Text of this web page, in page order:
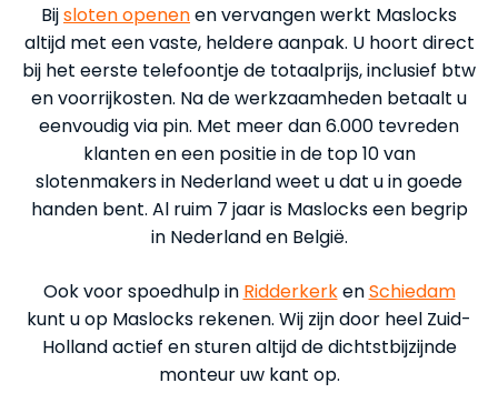
Bijsloten openenen vervangen werkt Maslocks
altijd met een vaste, heldere aanpak. U hoort direct
bij het eerste telefoontje de totaalprijs, inclusief btw
en voorrijkosten. Na de werkzaamheden betaalt u
eenvoudig via pin. Met meer dan 6.000 tevreden
klanten en een positie in de top 10 van
slotenmakers in Nederland weet u dat u in goede
handen bent. Al ruim 7 jaar is Maslocks een begrip
in Nederland en België.
Ook voor spoedhulp in RidderkerkenSchiedam
kunt u op Maslocks rekenen. Wij zijn door heel Zuid-
Holland actief en sturen altijd de dichtstbijzijnde
monteur uw kant op.